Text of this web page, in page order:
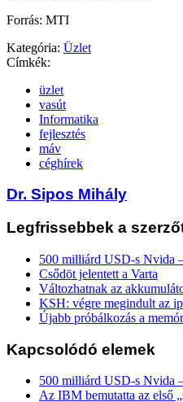
Forrás: MTI
Kategória: Üzlet
Címkék:
üzlet
vasút
Informatika
fejlesztés
máv
céghírek
Dr. Sipos Mihály
Legfrissebbek a
500 milliárd USD-s Nvida
Csődöt jelentett a Varta
Változhatnak az
KSH: végre megindult az
Újabb próbálkozás a
Kapcsolódó elemek
500 milliárd USD-s Nvida
Az IBM bemutatta az első